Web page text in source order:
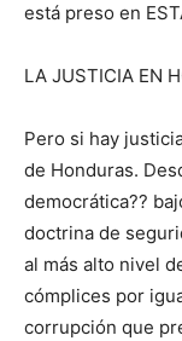
está preso en
LA JUSTICIA EN
Pero si hay
de Honduras.
democrática??
doctrina de
al más alto nivel
cómplices por
corrupción que